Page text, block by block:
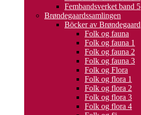
Fembandsverket band 5
Brøndegaardssamlingen
Böcker av Brøndegaard
Folk og fauna
Folk og fauna 1
Folk og fauna 2
Folk og fauna 3
Folk og Flora
Folk og flora 1
Folk og flora 2
Folk og flora 3
Folk og flora 4